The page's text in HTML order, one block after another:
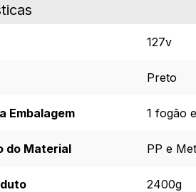
127v
Preto
Embalagem 1 fogão
do Material PP e
2400g